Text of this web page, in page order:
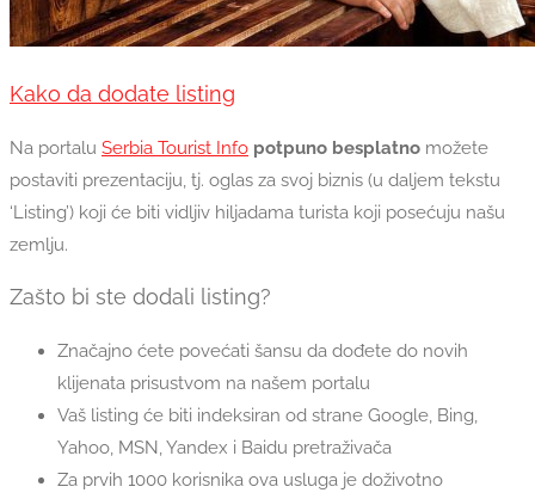
Kako da dodate listing
Na portalu Serbia Tourist Info potpuno besplatno možete
postaviti prezentaciju, tj. oglas za svoj biznis (u daljem tekstu
‘Listing’) koji će biti vidljiv hiljadama turista koji posećuju našu
zemlju.
Zašto bi ste dodali listing?
Značajno ćete povećati šansu da dođete do novih
klijenata prisustvom na našem portalu
Vaš listing će biti indeksiran od strane Google, Bing,
Yahoo, MSN, Yandex i Baidu pretraživača
Za prvih 1000 korisnika ova usluga je doživotno